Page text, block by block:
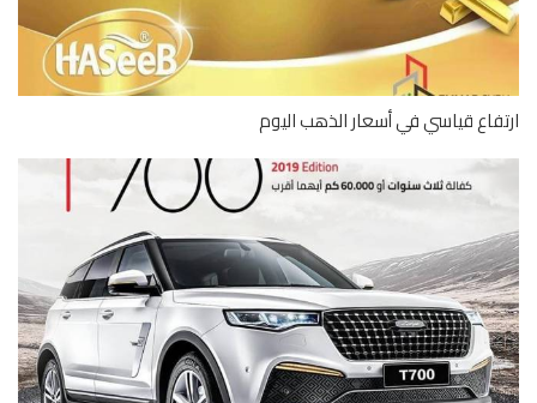
قياسي في أسعار الذهب اليوم